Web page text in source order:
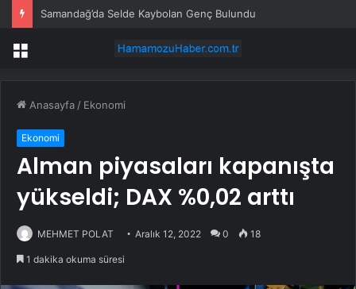
Samandağ’da Selde Kaybolan Genç Bulundu
Menü
Anasayfa / Ekonomi
Ekonomi
Alman piyasaları kapanışta
yükseldi; DAX %0,02 arttı
MEHMET POLAT Aralık 12, 2022 0 18
1 dakika okuma süresi